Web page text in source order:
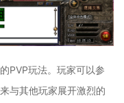
PVP玩法。玩家可以参
与其他玩家展开激烈的